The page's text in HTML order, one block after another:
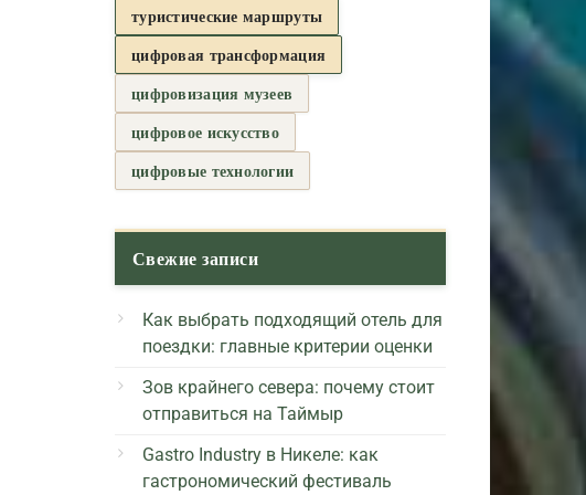
туристические маршруты
цифровая трансформация
цифровизация музеев
цифровое искусство
цифровые технологии
Свежие записи
Как выбрать подходящий отель для
поездки: главные критерии оценки
Зов крайнего севера: почему стоит
отправиться на Таймыр
Gastro Industry в Никеле: как
гастрономический фестиваль